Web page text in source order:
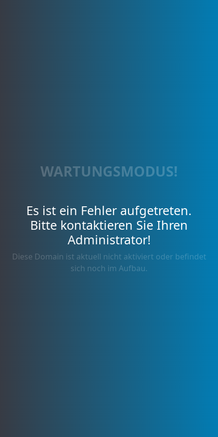
WARTUNGSMODUS!
Es ist ein Fehler aufgetreten.
Bitte kontaktieren Sie Ihren
Administrator!
Diese Domain ist aktuell nicht aktiviert oder befindet
sich noch im Aufbau.